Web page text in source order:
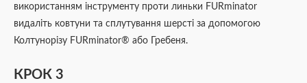
використанням інструменту проти линьки FURminator
видаліть ковтуни та сплутування шерсті за допомогою
Колтунорізу FURminator® або Гребеня.
КРОК 3